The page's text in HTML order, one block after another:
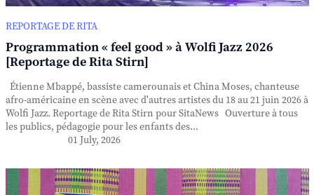
REPORTAGE DE RITA
Programmation « feel good » à Wolfi Jazz 2026
[Reportage de Rita Stirn]
Étienne Mbappé, bassiste camerounais et China Moses, chanteuse
afro-américaine en scène avec d'autres artistes du 18 au 21 juin 2026 à
Wolfi Jazz. Reportage de Rita Stirn pour SitaNews Ouverture à tous
les publics, pédagogie pour les enfants des...
01 July, 2026